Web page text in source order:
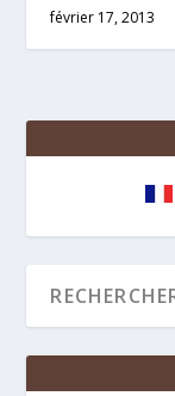
février 17, 2013